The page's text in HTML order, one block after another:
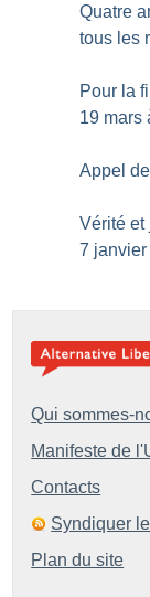
Quatre
tous les
Pour la
19 mars
Appel
Vérité et
7
Qui sommes-
Manifeste de
Contacts
Syndiquer
Plan du site